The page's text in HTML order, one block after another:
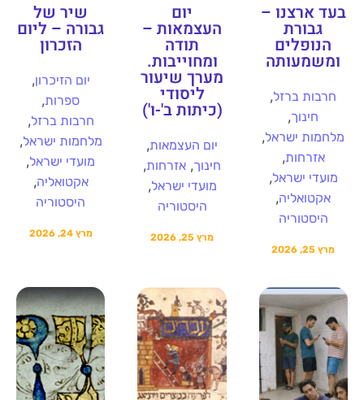
בעד ארצנו –
גבורת
הנופלים
ומשמעותה
חרבות ברזל,
חינוך,
מלחמות ישראל,
אזרחות,
מועדי ישראל,
אקטואליה,
היסטוריה
מרץ 25, 2026
יום
העצמאות –
תודה
ומחוייבות.
מערך שיעור
ליסודי
(כיתות ב'-ו')
יום העצמאות,
חינוך, אזרחות,
מועדי ישראל,
היסטוריה
מרץ 25, 2026
שיר של
גבורה – ליום
הזכרון
יום הזיכרון,
ספרות,
חרבות ברזל,
מלחמות ישראל,
מועדי ישראל,
אקטואליה,
היסטוריה
מרץ 24, 2026